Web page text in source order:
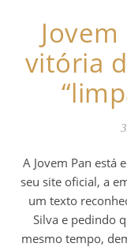
vitória
A Jovem Pan está em processo de mudança editorial. Em
seu site oficial, a
um texto
Silva e pedindo
mesmo tempo,